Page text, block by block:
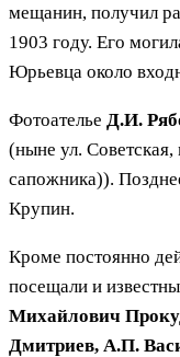
мещанин, получил
1903 году. Его
Юрьевца около
Фотоателье Д.И.
(ныне ул.
сапожника)).
Крупин.
Кроме постоянно
посещали и
Михайлович
Дмитриев, А.П.